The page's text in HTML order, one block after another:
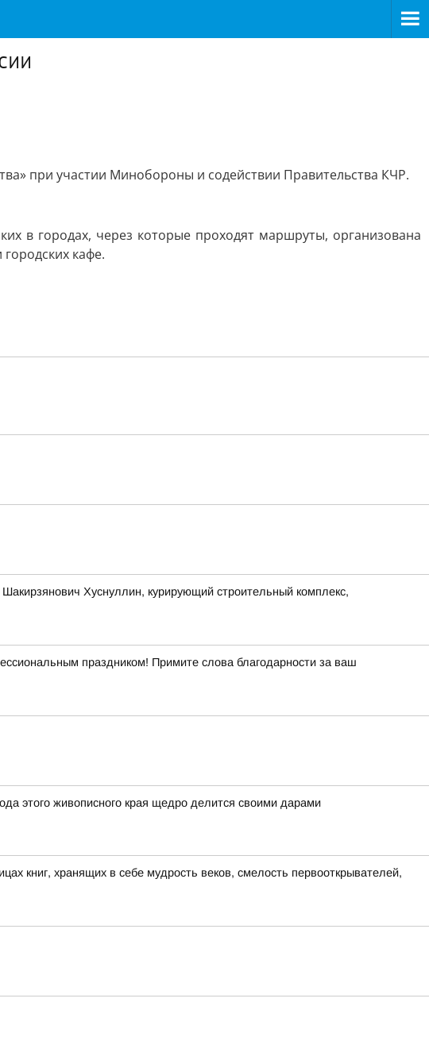
при участии Минобороны и содействии Правительства КЧР.
в городах, через которые проходят маршруты, организована
кафе.
Хуснуллин, курирующий строительный комплекс,
праздником! Примите слова благодарности за ваш
этого живописного края щедро делится своими дарами
книг, хранящих в себе мудрость веков, смелость первооткрывателей,